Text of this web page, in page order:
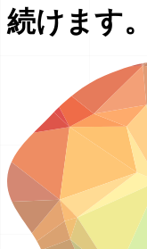
続けます。